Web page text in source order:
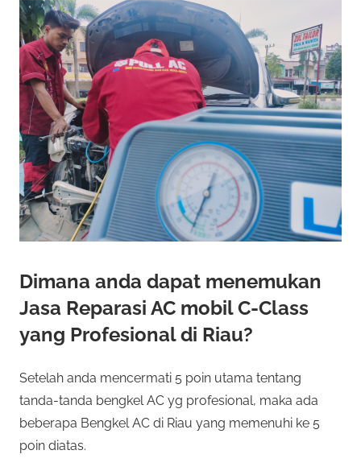
Dimana anda dapat menemukan
Jasa Reparasi AC mobil C-Class
yang Profesional di Riau?
Setelah anda mencermati 5 poin utama tentang
tanda-tanda bengkel AC yg profesional, maka ada
beberapa Bengkel AC di Riau yang memenuhi ke 5
poin diatas.